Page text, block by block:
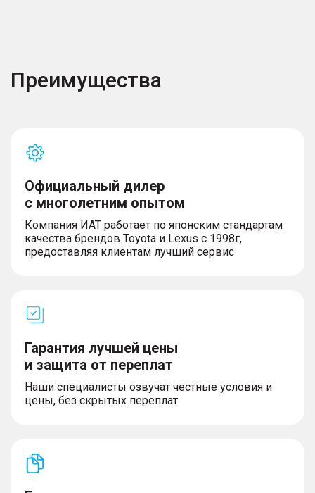
Преимущества
Официальный дилер
с многолетним опытом
Компания ИАТ работает по японским стандартам
качества брендов Toyota и Lexus с 1998г,
предоставляя клиентам лучший сервис
Гарантия лучшей цены
и защита от переплат
Наши специалисты озвучат честные условия и
цены, без скрытых переплат